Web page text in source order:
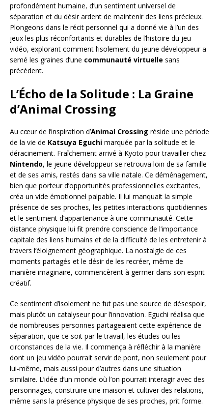
profondément humaine, d’un sentiment universel de
séparation et du désir ardent de maintenir des liens précieux.
Plongeons dans le récit personnel qui a donné vie à l’un des
jeux les plus réconfortants et durables de l’histoire du jeu
vidéo, explorant comment l’isolement du jeune développeur a
semé les graines d’une communauté virtuelle sans
précédent.
L’Écho de la Solitude : La Graine
d’Animal Crossing
Au cœur de l’inspiration d’Animal Crossing réside une période
de la vie de Katsuya Eguchi marquée par la solitude et le
déracinement. Fraîchement arrivé à Kyoto pour travailler chez
Nintendo, le jeune développeur se retrouva loin de sa famille
et de ses amis, restés dans sa ville natale. Ce déménagement,
bien que porteur d’opportunités professionnelles excitantes,
créa un vide émotionnel palpable. Il lui manquait la simple
présence de ses proches, les petites interactions quotidiennes
et le sentiment d’appartenance à une communauté. Cette
distance physique lui fit prendre conscience de l’importance
capitale des liens humains et de la difficulté de les entretenir à
travers l’éloignement géographique. La nostalgie de ces
moments partagés et le désir de les recréer, même de
manière imaginaire, commencèrent à germer dans son esprit
créatif.
Ce sentiment d’isolement ne fut pas une source de désespoir,
mais plutôt un catalyseur pour l’innovation. Eguchi réalisa que
de nombreuses personnes partageaient cette expérience de
séparation, que ce soit par le travail, les études ou les
circonstances de la vie. Il commença à réfléchir à la manière
dont un jeu vidéo pourrait servir de pont, non seulement pour
lui-même, mais aussi pour d’autres dans une situation
similaire. L’idée d’un monde où l’on pourrait interagir avec des
personnages, construire une maison et cultiver des relations,
même sans la présence physique de ses proches, prit forme.